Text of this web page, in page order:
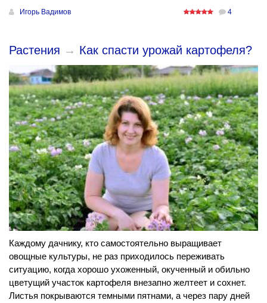
Игорь Вадимов 4
Растения → Как спасти урожай картофеля?
Каждому дачнику, кто самостоятельно выращивает
овощные культуры, не раз приходилось переживать
ситуацию, когда хорошо ухоженный, окученный и обильно
цветущий участок картофеля внезапно желтеет и сохнет.
Листья покрываются темными пятнами, а через пару дней